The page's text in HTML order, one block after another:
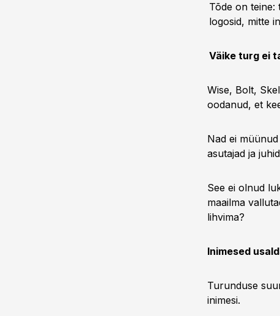
ettevõtted
Tõde on teine:
logosid, mitte
Väike turg ei
Wise, Bolt,
oodanud, et
Nad ei
asutajad ja
See ei olnud
maailma
lihvima?
Inimesed
Turunduse
inimesi.